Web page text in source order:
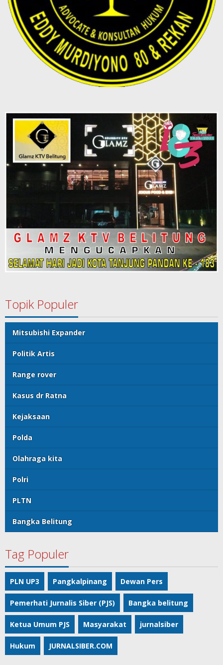
Topik Populer
Mitsubishi Expander
Politik Artis
Range rover
Kasus dr Ratna
Kejaksaan
Polda
Olahraga kita
Polri
PLTN
Bangka Belitung
Tag Populer
PLN UP3 Pangkalpinang Dewan Pers
Pemerhati Jurnalis Siber (PJS) Bangka belitung
Ketua Umum PJS Masyarakat jurnalsiber
Hukum JURNALSIBER.COM